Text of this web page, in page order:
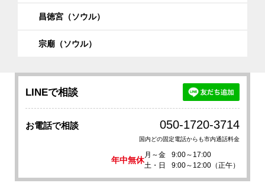
昌徳宮（ソウル）
宗廟（ソウル）
LINEで相談
お電話で相談 050-1720-3714
国内どの固定電話からも市内通話料金
年中無休
月～金
9:00～17:00
土・日
9:00～12:00（正午）